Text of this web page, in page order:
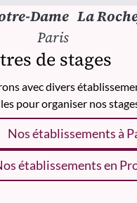
La
Dame
Paris
de stages
avec divers
pour organiser nos
Nos établissements à
établissements en